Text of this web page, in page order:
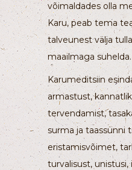
võimaldades olla
Karu, peab tema
talveunest välja
maailmaga suhelda.
Karumeditsiin
armastust,
tervendamist,
surma ja taassünni
eristamisvõimet,
turvalisust, unistusi,